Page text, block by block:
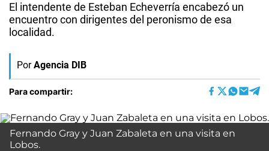
El intendente de Esteban Echeverría encabezó un
encuentro con dirigentes del peronismo de esa
localidad.
Por Agencia DIB
Para compartir:
Fernando Gray y Juan Zabaleta en una visita en
Lobos.